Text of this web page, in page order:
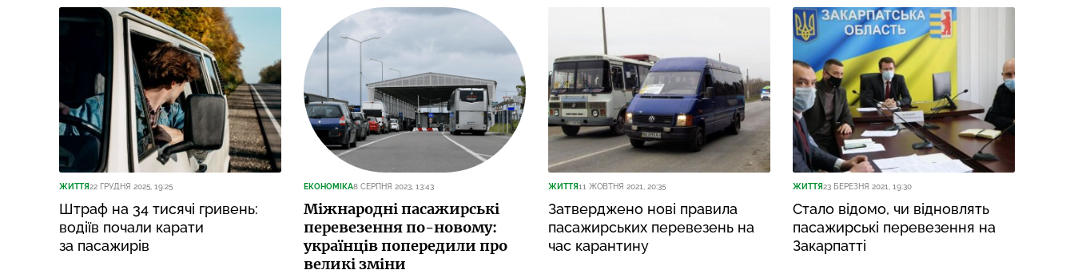
ЖИТТЯ22 ГРУДНЯ 2025, 19:25
Штраф на 34 тисячі гривень:
водіїв почали карати
за пасажирів
ЕКОНОМІКА8 СЕРПНЯ 2023, 13:43
Міжнародні пасажирські
перевезення по-новому:
українців попередили про
великі зміни
ЖИТТЯ11 ЖОВТНЯ 2021, 20:35
Затверджено нові правила
пасажирських перевезень на
час карантину
ЖИТТЯ23 БЕРЕЗНЯ 2021, 19:30
Стало відомо, чи відновлять
пасажирські перевезення на
Закарпатті